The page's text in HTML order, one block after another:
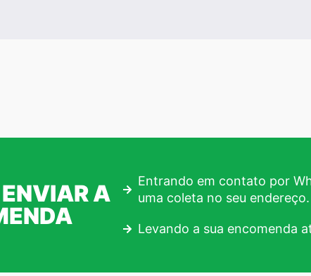
A
Entrando em contato por
uma coleta no seu endereço.
Levando a sua encomenda